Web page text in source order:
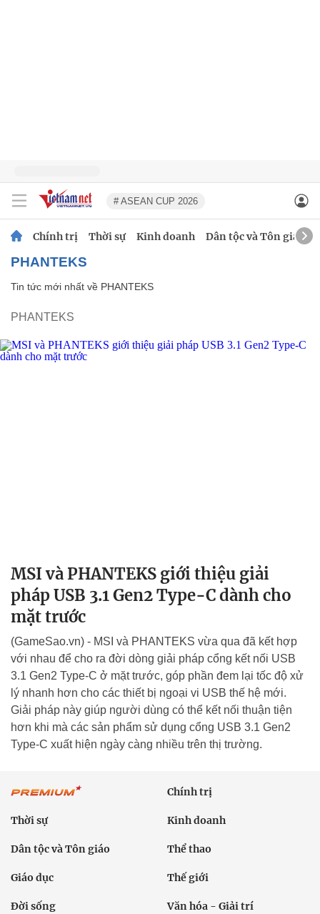
# ASEAN CUP 2026
Chính trị Thời sự Kinh doanh Dân tộc và Tôn giáo
PHANTEKS
Tin tức mới nhất về PHANTEKS
PHANTEKS
MSI và PHANTEKS giới thiệu giải
pháp USB 3.1 Gen2 Type-C dành cho
mặt trước
(GameSao.vn) - MSI và PHANTEKS vừa qua đã kết hợp
với nhau để cho ra đời dòng giải pháp cổng kết nối USB
3.1 Gen2 Type-C ở mặt trước, góp phần đem lại tốc độ xử
lý nhanh hơn cho các thiết bị ngoại vi USB thế hệ mới.
Giải pháp này giúp người dùng có thể kết nối thuận tiện
hơn khi mà các sản phẩm sử dụng cổng USB 3.1 Gen2
Type-C xuất hiện ngày càng nhiều trên thị trường.
Chính trị
Thời sự Kinh doanh
Dân tộc và Tôn giáo Thể thao
Giáo dục Thế giới
Đời sống Văn hóa - Giải trí